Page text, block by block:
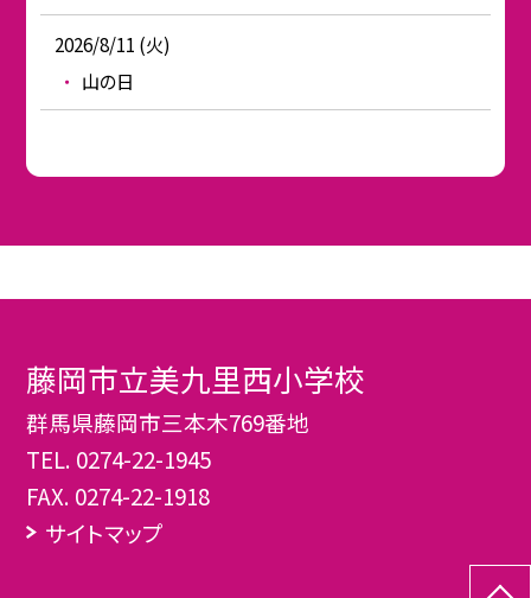
2026/8/11 (火)
山の日
藤岡市立美九里西小学校
群馬県藤岡市三本木769番地
TEL. 0274-22-1945
FAX. 0274-22-1918
サイトマップ